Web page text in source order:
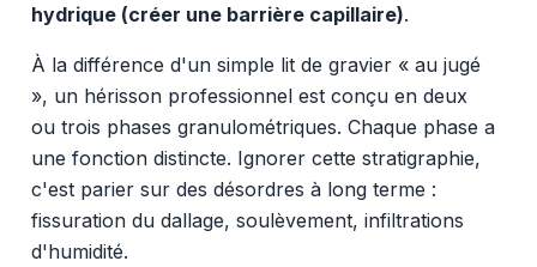
hydrique (créer une barrière capillaire).
À la différence d'un simple lit de gravier « au jugé
», un hérisson professionnel est conçu en deux
ou trois phases granulométriques. Chaque phase a
une fonction distincte. Ignorer cette stratigraphie,
c'est parier sur des désordres à long terme :
fissuration du dallage, soulèvement, infiltrations
d'humidité.